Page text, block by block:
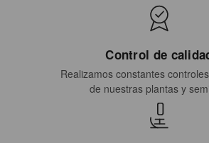
Control de
Realizamos constantes
de nuestras plantas y